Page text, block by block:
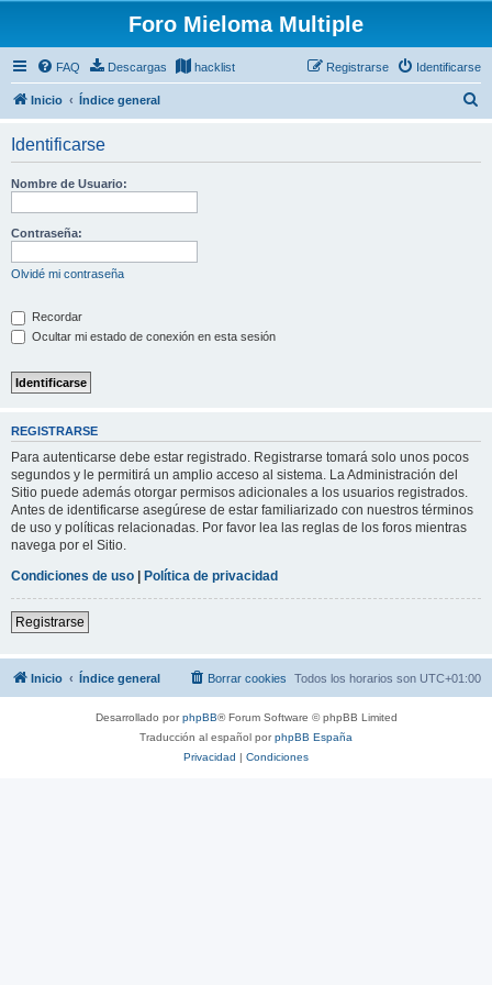
Foro Mieloma Multiple
FAQ Descargas hacklist Identificarse
Registrarse
Inicio Índice general
Identificarse
Nombre de Usuario:
Contraseña:
Olvidé mi contraseña
Recordar
Ocultar mi estado de conexión en esta sesión
REGISTRARSE
Para autenticarse debe estar registrado. Registrarse tomará solo unos pocos
segundos y le permitirá un amplio acceso al sistema. La Administración del
Sitio puede además otorgar permisos adicionales a los usuarios registrados.
Antes de identificarse asegúrese de estar familiarizado con nuestros términos
de uso y políticas relacionadas. Por favor lea las reglas de los foros mientras
navega por el Sitio.
Condiciones de uso | Política de privacidad
Registrarse
Inicio Índice general Todos los horarios son UTC+01:00
Borrar cookies
Desarrollado porphpBB® Forum Software © phpBB Limited
Traducción al español porphpBB España
Privacidad | Condiciones